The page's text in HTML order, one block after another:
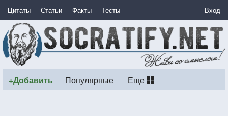
Цитаты Статьи Факты Тесты Вход
+Добавить Популярные Еще